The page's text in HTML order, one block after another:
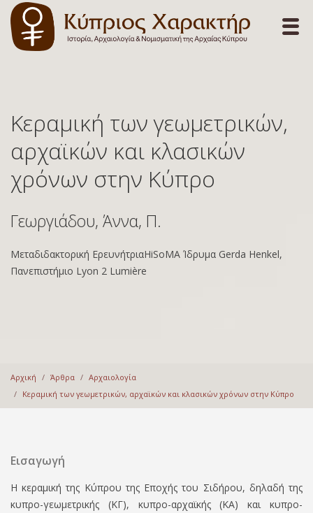
Κεραμική των γεωμετρικών,
αρχαϊκών και κλασικών
χρόνων στην Κύπρο
Γεωργιάδου, Άννα, Π.
Μεταδιδακτορική ΕρευνήτριαHiSoMA Ίδρυμα Gerda Henkel,
Πανεπιστήμιο Lyon 2 Lumière
Αρχική Άρθρα
Αρχαιολογία
Κεραμική των γεωμετρικών, αρχαϊκών και κλασικών χρόνων στην Κύπρο
Εισαγωγή
Η κεραμική της Κύπρου της Εποχής του Σιδήρου, δηλαδή της
κυπρο-γεωμετρικής (ΚΓ), κυπρο-αρχαϊκής (ΚΑ) και κυπρο-